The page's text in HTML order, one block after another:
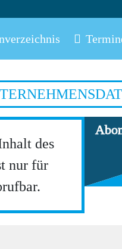
des
nur für